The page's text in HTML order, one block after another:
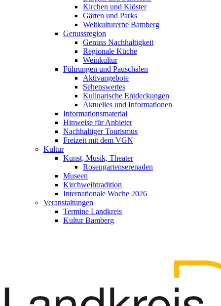
Kirchen und Klöster
Gärten und Parks
Weltkulturerbe Bamberg
Genussregion
Genuss Nachhaltigkeit
Regionale Küche
Weinkultur
Führungen und Pauschalen
Aktivangebote
Sehenswertes
Kulinarische Entdeckungen
Aktuelles und Informationen
Informationsmaterial
Hinweise für Anbieter
Nachhaltiger Tourismus
Freizeit mit dem VGN
Kultur
Kunst, Musik, Theater
Rosengartenserenaden
Museen
Kirchweihtradition
Internationale Woche 2026
Veranstaltungen
Termine Landkreis
Kultur Bamberg